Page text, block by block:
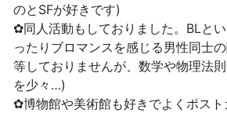
のとSFが好きです)
✿同人活動もしておりました。BLと
ったりブロマンスを感じる男性同士
等しておりませんが、数学や物理法
を少々…)
✿博物館や美術館も好きでよくポス